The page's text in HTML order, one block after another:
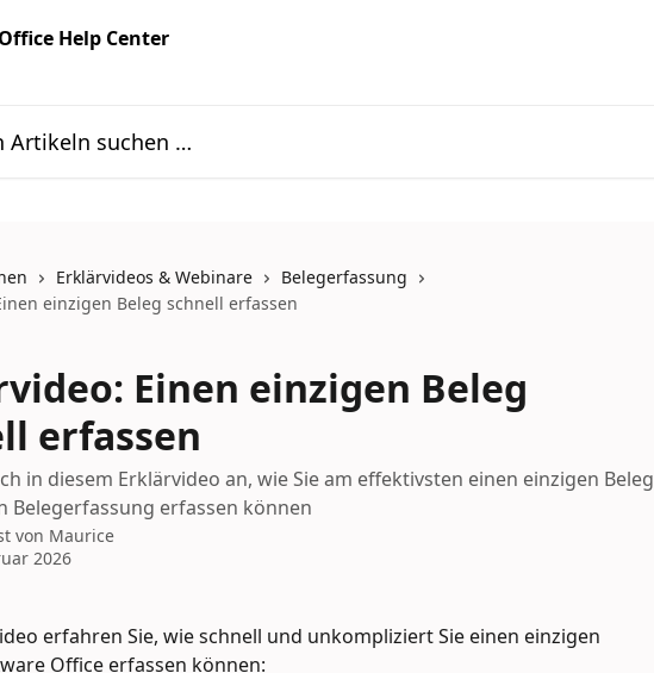
Erklärvideos & Webinare
Belegerfassung
einzigen Beleg schnell erfassen
Einen einzigen Beleg
erfassen
in diesem Erklärvideo an, wie Sie am effektivsten einen einzigen Beleg
Belegerfassung erfassen können
von Maurice
2026
erfahren Sie, wie schnell und unkompliziert Sie einen einzigen
Office erfassen können: